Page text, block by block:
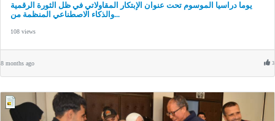
يوما دراسيا الموسوم تحت عنوان الإبتكار المقاولاتي في ظل الثورة الرقمية
والذكاء الاصطناعي المنظمة من...
108 views
8 months ago 3